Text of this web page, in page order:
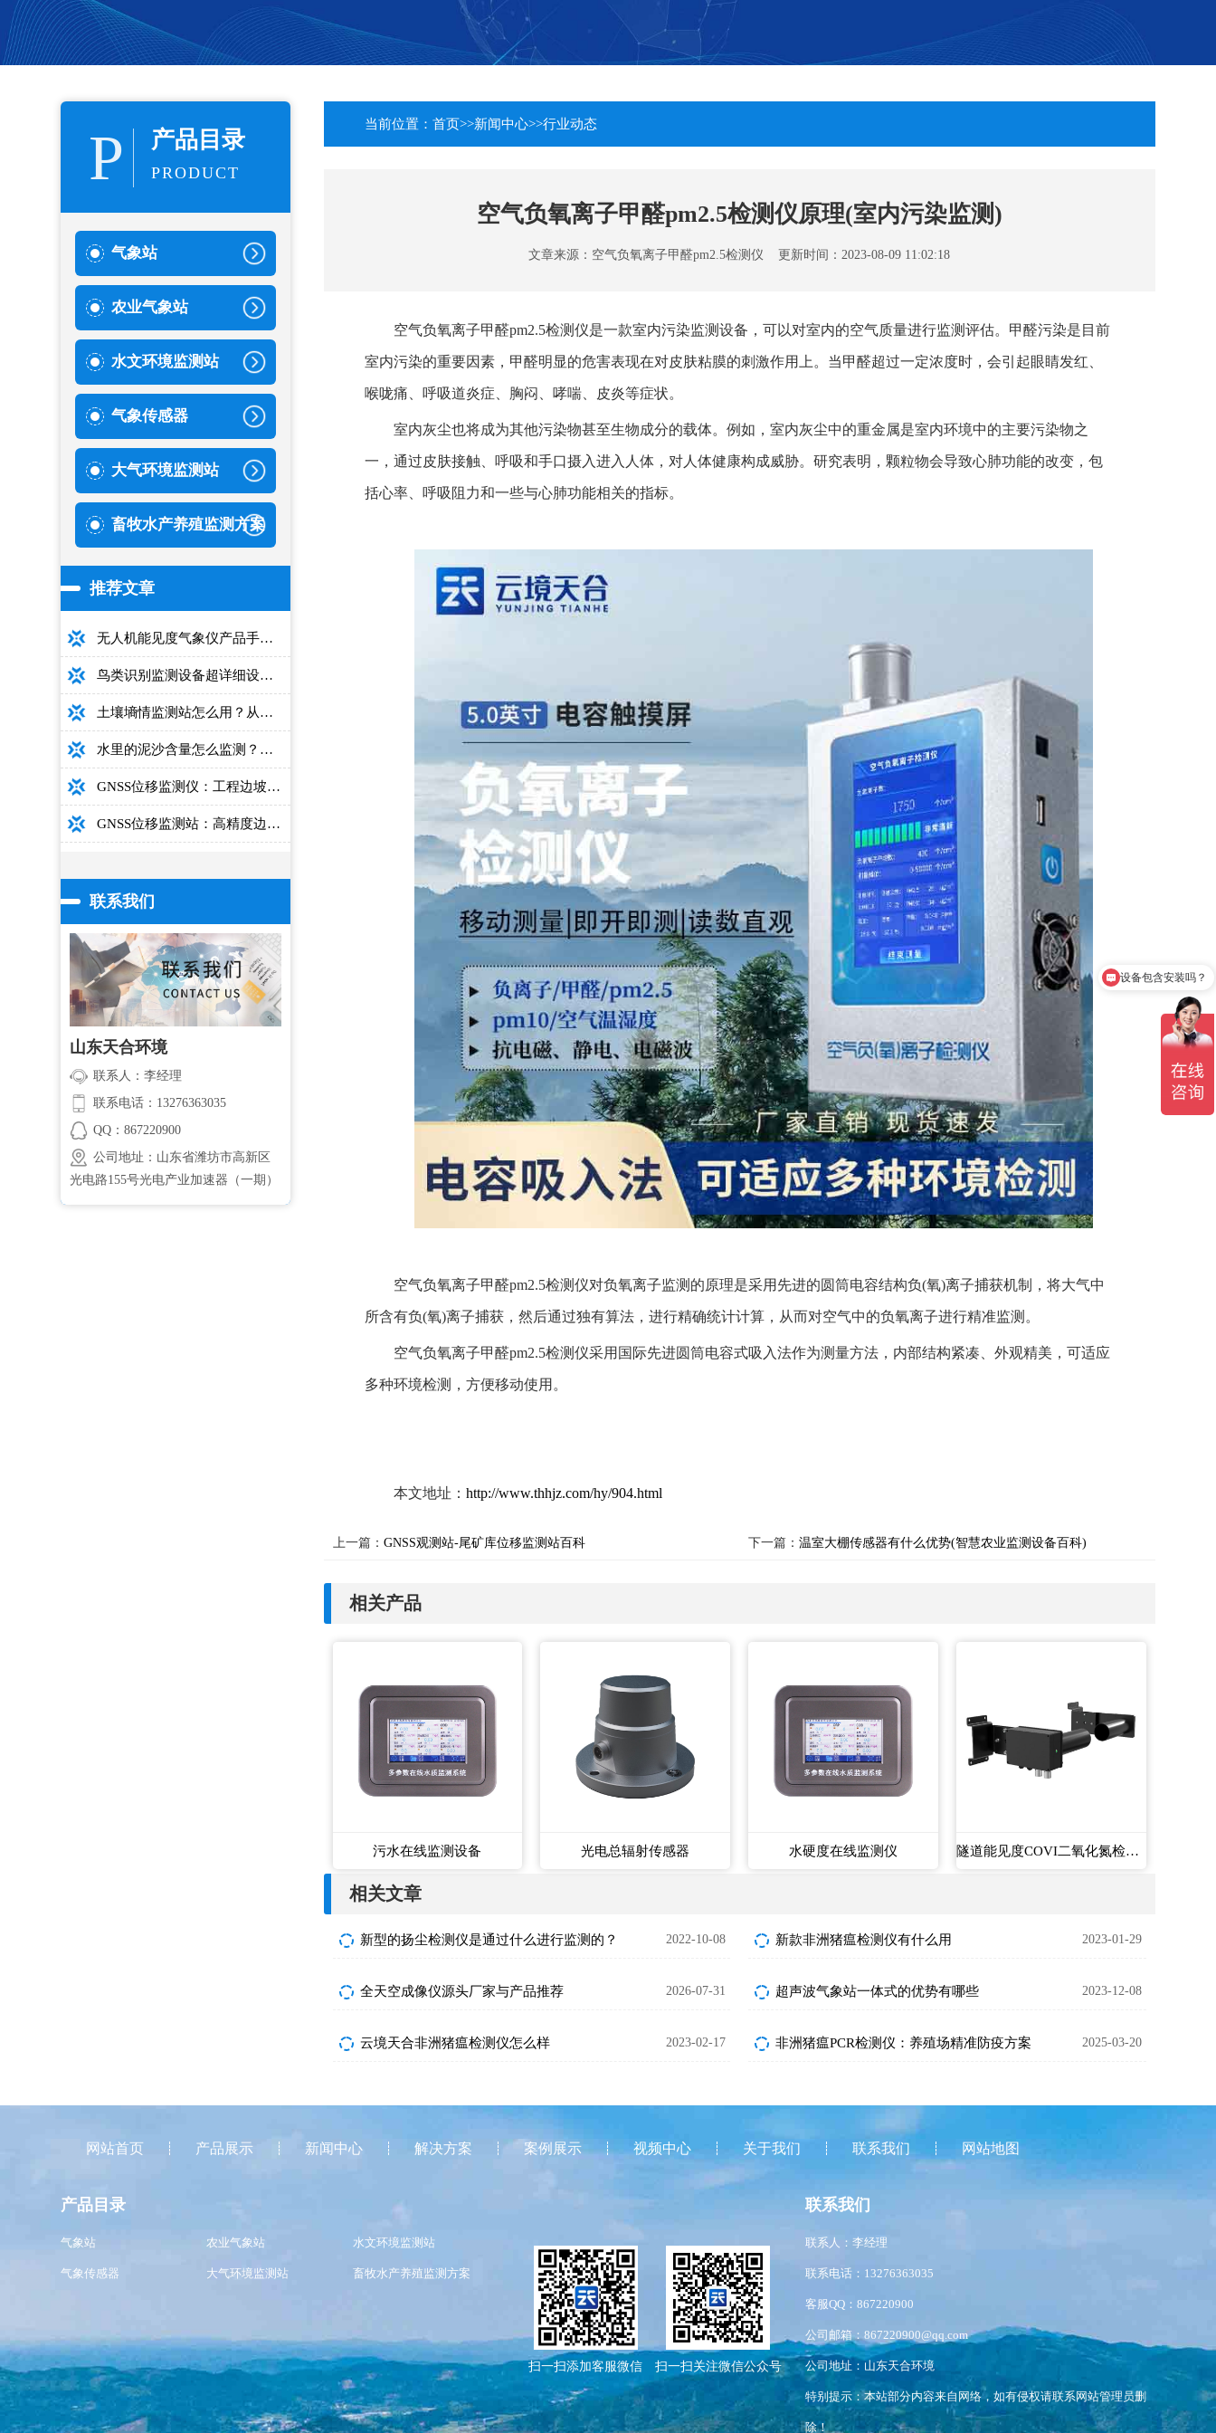
P 产品目录
PRODUCT
气象站
农业气象站
水文环境监测站
气象传感器
大气环境监测站
畜牧水产养殖监测方案
推荐文章
无人机能见度气象仪产品手册：型号推荐+详细性能参数+对比表+选购指南
鸟类识别监测设备超详细设备选型指南
土壤墒情监测站怎么用？从安装到数据解读的完整操作手册
水里的泥沙含量怎么监测？用这款光电测沙仪超方便！
GNSS位移监测仪：工程边坡毫米级高精度安全监测设备
GNSS位移监测站：高精度边坡大坝桥梁安全监测设备介绍
联系我们
山东天合环境
联系人：李经理
联系电话：13276363035
QQ：867220900
公司地址：山东省潍坊市高新区
光电路155号光电产业加速器（一期）
当前位置： 首页>>新闻中心>>行业动态
空气负氧离子甲醛pm2.5检测仪原理(室内污染监测)
文章来源： 空气负氧离子甲醛pm2.5检测仪 更新时间：2023-08-09 11:02:18
空气负氧离子甲醛pm2.5检测仪是一款室内污染监测设备，可以对室内的空气质量进行监测评估。甲醛污染是目前
室内污染的重要因素，甲醛明显的危害表现在对皮肤粘膜的刺激作用上。当甲醛超过一定浓度时，会引起眼睛发红、
喉咙痛、呼吸道炎症、胸闷、哮喘、皮炎等症状。
室内灰尘也将成为其他污染物甚至生物成分的载体。例如，室内灰尘中的重金属是室内环境中的主要污染物之
一，通过皮肤接触、呼吸和手口摄入进入人体，对人体健康构成威胁。研究表明，颗粒物会导致心肺功能的改变，包
括心率、呼吸阻力和一些与心肺功能相关的指标。
空气负氧离子甲醛pm2.5检测仪对负氧离子监测的原理是采用先进的圆筒电容结构负(氧)离子捕获机制，将大气中
所含有负(氧)离子捕获，然后通过独有算法，进行精确统计计算，从而对空气中的负氧离子进行精准监测。
空气负氧离子甲醛pm2.5检测仪采用国际先进圆筒电容式吸入法作为测量方法，内部结构紧凑、外观精美，可适应
多种环境检测，方便移动使用。
本文地址：http://www.thhjz.com/hy/904.html
上一篇： GNSS观测站-尾矿库位移监测站百科 下一篇：温室大棚传感器有什么优势(智慧农业监测设备百科)
相关产品
污水在线监测设备 光电总辐射传感器 水硬度在线监测仪 隧道能见度COVI二氧化氮检测器
相关文章
新型的扬尘检测仪是通过什么进行监测的？ 2022-10-08 新款非洲猪瘟检测仪有什么用 2023-01-29
全天空成像仪源头厂家与产品推荐 2026-07-31 超声波气象站一体式的优势有哪些 2023-12-08
云境天合非洲猪瘟检测仪怎么样 2023-02-17 非洲猪瘟PCR检测仪：养殖场精准防疫方案 2025-03-20
网站首页 产品展示 新闻中心 解决方案 案例展示 视频中心 关于我们 联系我们 网站地图
产品目录
气象站 农业气象站 水文环境监测站
气象传感器 大气环境监测站 畜牧水产养殖监测方案
扫一扫添加客服微信 扫一扫关注微信公众号
联系我们
联系人：李经理
联系电话：13276363035
客服QQ：867220900
公司邮箱：867220900@qq.com
公司地址：山东天合环境
特别提示：本站部分内容来自网络，如有侵权请联系网站管理员删
除！
设备包含安装吗？